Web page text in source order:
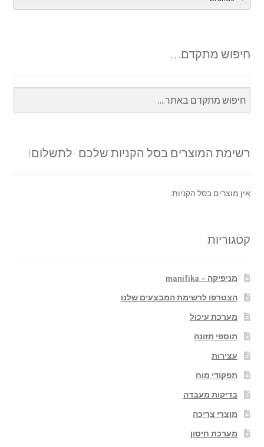
חיפוש מתקדם…
רשימת המוצרים בסל הקניות שלכם -לתשלום!
אין מוצרים בסל הקניות.
קטגוריות
מניפיקה – manifika
הצטרפו לרשימת המבצעים שלנו
מערכת עיכול
תוספי תזונה
עצירות
תפקודי מוח
בדיקות מעבדה
מוצרי צריכה
מערכת חיסון